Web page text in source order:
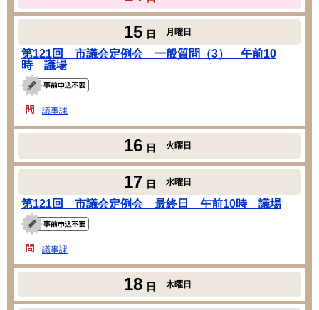
15 日 月曜日
第121回 市議会定例会 一般質問（3） 午前10
時 議場
議事課
16 日 火曜日
17 日 水曜日
第121回 市議会定例会 最終日 午前10時 議場
議事課
18 日 木曜日